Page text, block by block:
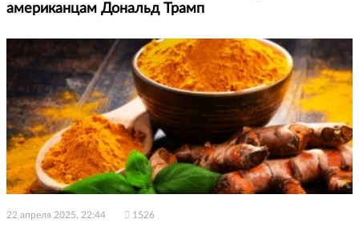
американцам Дональд Трамп
22 апреля 2025, 22:44 1526